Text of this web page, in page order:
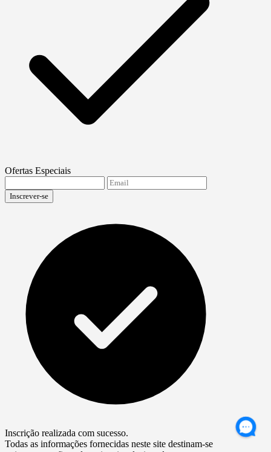
Ofertas Especiais
Inscrever-se
Inscrição realizada com sucesso.
Todas as informações fornecidas neste site destinam-se